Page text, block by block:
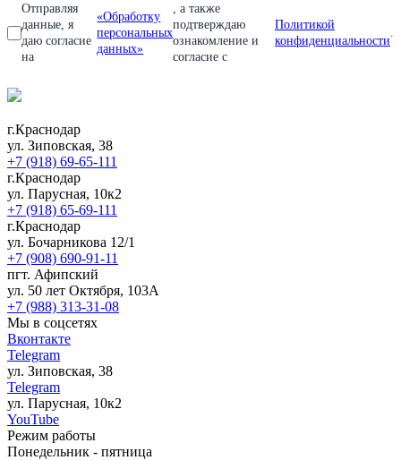
Отправляя
данные, я
даю согласие
на
«Обработку
персональных
данных»
, а также
подтверждаю
ознакомление и
согласие с
Политикой
конфиденциальности
г.Краснодар
ул. Зиповская, 38
+7 (918) 69-65-111
г.Краснодар
ул. Парусная, 10к2
+7 (918) 65-69-111
г.Краснодар
ул. Бочарникова 12/1
+7 (908) 690-91-11
пгт. Афипский
ул. 50 лет Октября, 103А
+7 (988) 313-31-08
Мы в соцсетях
Вконтакте
Telegram
ул. Зиповская, 38
Telegram
ул. Парусная, 10к2
YouTube
Режим работы
Понедельник - пятница